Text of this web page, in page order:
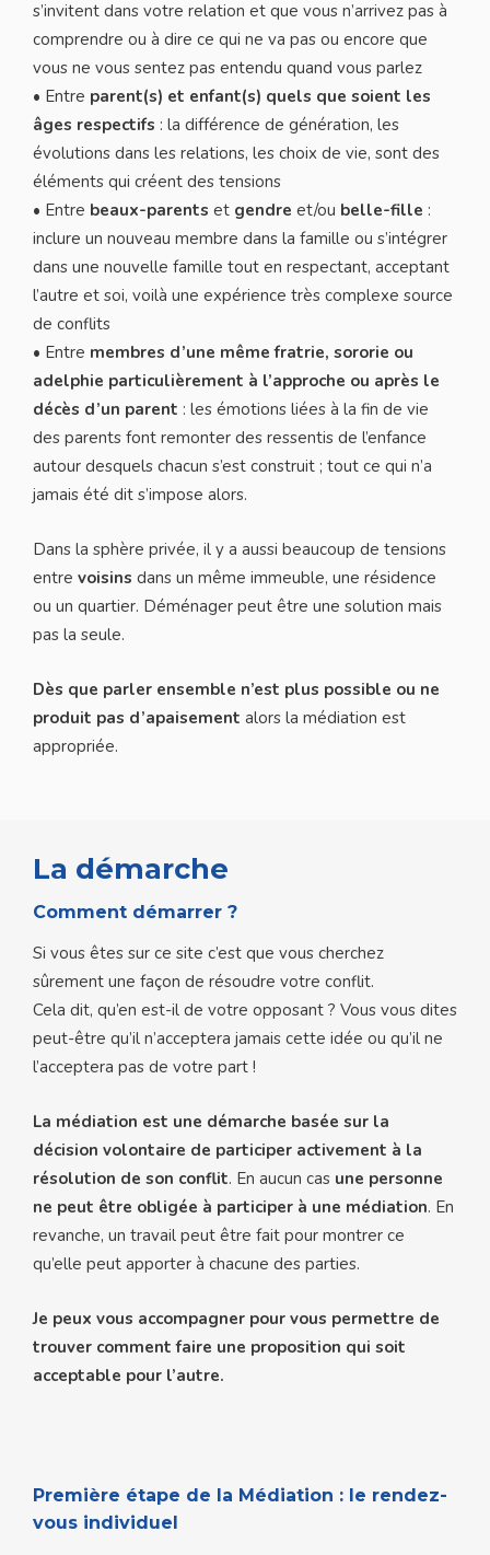
s’invitent dans votre relation et que vous n’arrivez pas à
comprendre ou à dire ce qui ne va pas ou encore que
vous ne vous sentez pas entendu quand vous parlez
• Entre parent(s) et enfant(s) quels que soient les
âges respectifs : la différence de génération, les
évolutions dans les relations, les choix de vie, sont des
éléments qui créent des tensions
• Entre beaux-parents et gendre et/ou belle-fille :
inclure un nouveau membre dans la famille ou s’intégrer
dans une nouvelle famille tout en respectant, acceptant
l’autre et soi, voilà une expérience très complexe source
de conflits
• Entre membres d’une même fratrie, sororie ou
adelphie particulièrement à l’approche ou après le
décès d’un parent : les émotions liées à la fin de vie
des parents font remonter des ressentis de l’enfance
autour desquels chacun s’est construit ; tout ce qui n’a
jamais été dit s’impose alors.
Dans la sphère privée, il y a aussi beaucoup de tensions
entre voisins dans un même immeuble, une résidence
ou un quartier. Déménager peut être une solution mais
pas la seule.
Dès que parler ensemble n’est plus possible ou ne
produit pas d’apaisement alors la médiation est
appropriée.
La démarche
Comment démarrer ?
Si vous êtes sur ce site c’est que vous cherchez
sûrement une façon de résoudre votre conflit.
Cela dit, qu’en est-il de votre opposant ? Vous vous dites
peut-être qu’il n’acceptera jamais cette idée ou qu’il ne
l’acceptera pas de votre part !
La médiation est une démarche basée sur la
décision volontaire de participer activement à la
résolution de son conflit. En aucun cas une personne
ne peut être obligée à participer à une médiation. En
revanche, un travail peut être fait pour montrer ce
qu’elle peut apporter à chacune des parties.
Je peux vous accompagner pour vous permettre de
trouver comment faire une proposition qui soit
acceptable pour l’autre.
Première étape de la Médiation : le rendez-
vous individuel